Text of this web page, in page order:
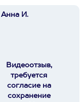
Анна И.
Видеоотзыв,
требуется
согласие на
сохранение